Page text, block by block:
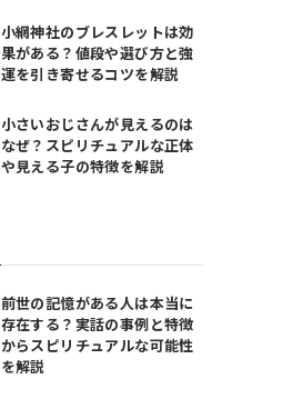
小網神社のブレスレットは効
果がある？値段や選び方と強
運を引き寄せるコツを解説
小さいおじさんが見えるのは
なぜ？スピリチュアルな正体
や見える子の特徴を解説
前世の記憶がある人は本当に
存在する？実話の事例と特徴
からスピリチュアルな可能性
を解説